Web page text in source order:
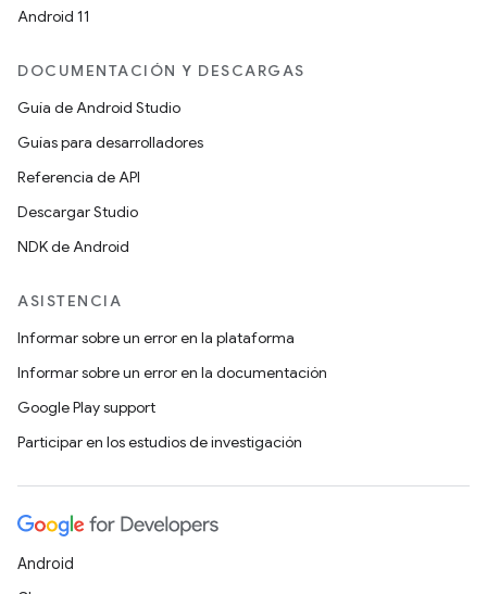
Android 11
DOCUMENTACIÓN Y DESCARGAS
Guía de Android Studio
Guías para desarrolladores
Referencia de API
Descargar Studio
NDK de Android
ASISTENCIA
Informar sobre un error en la plataforma
Informar sobre un error en la documentación
Google Play support
Participar en los estudios de investigación
Android